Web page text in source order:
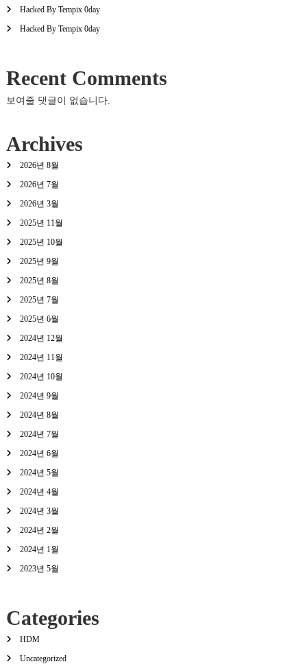
Hacked By Tempix 0day
Hacked By Tempix 0day
Recent Comments
보여줄 댓글이 없습니다.
Archives
2026년 8월
2026년 7월
2026년 3월
2025년 11월
2025년 10월
2025년 9월
2025년 8월
2025년 7월
2025년 6월
2024년 12월
2024년 11월
2024년 10월
2024년 9월
2024년 8월
2024년 7월
2024년 6월
2024년 5월
2024년 4월
2024년 3월
2024년 2월
2024년 1월
2023년 5월
Categories
HDM
Uncategorized